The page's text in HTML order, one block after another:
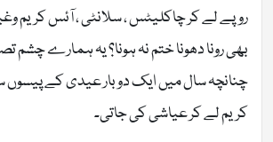
روپے لے کر چاکلیٹس ، سلانٹی ، آئس کریم
بھی رونا دھونا ختم نہ ہونا؟ یہ ہمارے چشم
چنانچہ سال میں ایک دو بار عیدی کے پیسوں
کریم لے کر عیاشی کی جاتی۔